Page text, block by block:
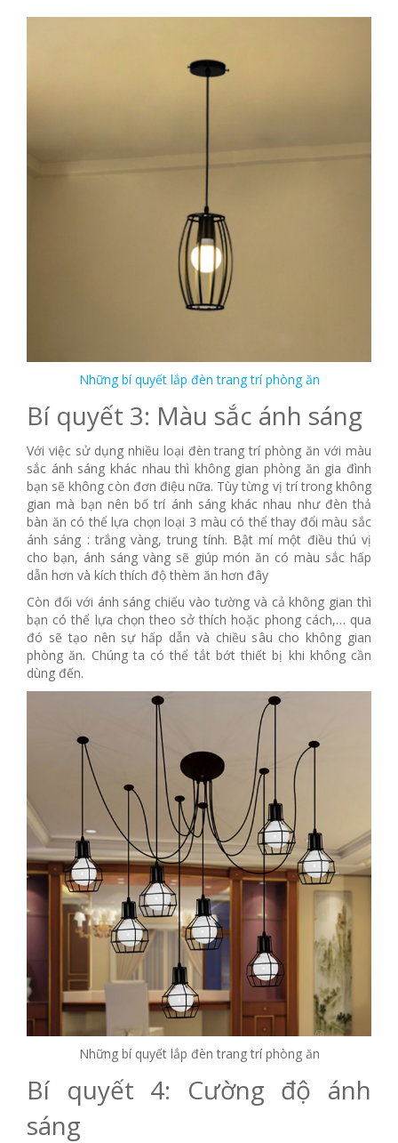
Những bí quyết lắp đèn trang trí phòng ăn
Bí quyết 3: Màu sắc ánh sáng
Với việc sử dụng nhiều loại đèn trang trí phòng ăn với màu
sắc ánh sáng khác nhau thì không gian phòng ăn gia đình
bạn sẽ không còn đơn điệu nữa. Tùy từng vị trí trong không
gian mà bạn nên bố trí ánh sáng khác nhau như đèn thả
bàn ăn có thể lựa chọn loại 3 màu có thể thay đổi màu sắc
ánh sáng : trắng vàng, trung tính. Bật mí một điều thú vị
cho bạn, ánh sáng vàng sẽ giúp món ăn có màu sắc hấp
dẫn hơn và kích thích độ thèm ăn hơn đây
Còn đối với ánh sáng chiếu vào tường và cả không gian thì
bạn có thể lựa chọn theo sở thích hoặc phong cách,… qua
đó sẽ tạo nên sự hấp dẫn và chiều sâu cho không gian
phòng ăn. Chúng ta có thể tắt bớt thiết bị khi không cần
dùng đến.
Những bí quyết lắp đèn trang trí phòng ăn
Bí quyết 4: Cường độ ánh
sáng